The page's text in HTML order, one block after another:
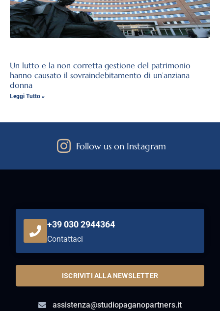
Un lutto e la non corretta gestione del patrimonio
hanno causato il sovraindebitamento di un’anziana
donna
Leggi Tutto »
Follow us on Instagram
+39 030 2944364
Contattaci
ISCRIVITI ALLA NEWSLETTER
assistenza@studiopaganopartners.it